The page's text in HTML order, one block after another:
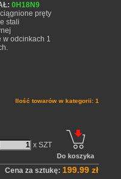
0H18N9
pręty
stali
w odcinkach 1
Ilość towarów w kategorii: 1
x SZT
Cena za sztukę: 199.99 zł